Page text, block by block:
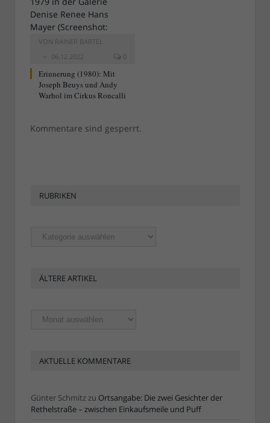
VON RAINER BARTEL
06.12.2022
0
Erinnerung (1980): Mit
Joseph Beuys und Andy
Warhol im Cirkus Roncalli
Kommentare sind gesperrt.
RUBRIKEN
Rubriken
ÄLTERE ARTIKEL
Ältere
Artikel
AKTUELLE KOMMENTARE
Günter Schmitz zu Ortsangabe: Die zwei Gesichter der
Rethelstraße – zwischen Einkaufsmeile und Puff